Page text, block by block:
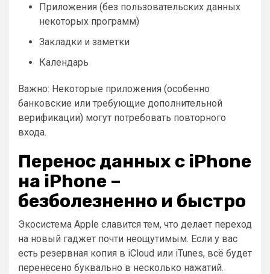
Приложения (без пользовательских данных
некоторых программ)
Закладки и заметки
Календарь
Важно: Некоторые приложения (особенно
банковские или требующие дополнительной
верификации) могут потребовать повторного
входа.
Перенос данных с iPhone
на iPhone –
безболезненно и быстро
Экосистема Apple славится тем, что делает переход
на новый гаджет почти неощутимым. Если у вас
есть резервная копия в iCloud или iTunes, всё будет
перенесено буквально в несколько нажатий.